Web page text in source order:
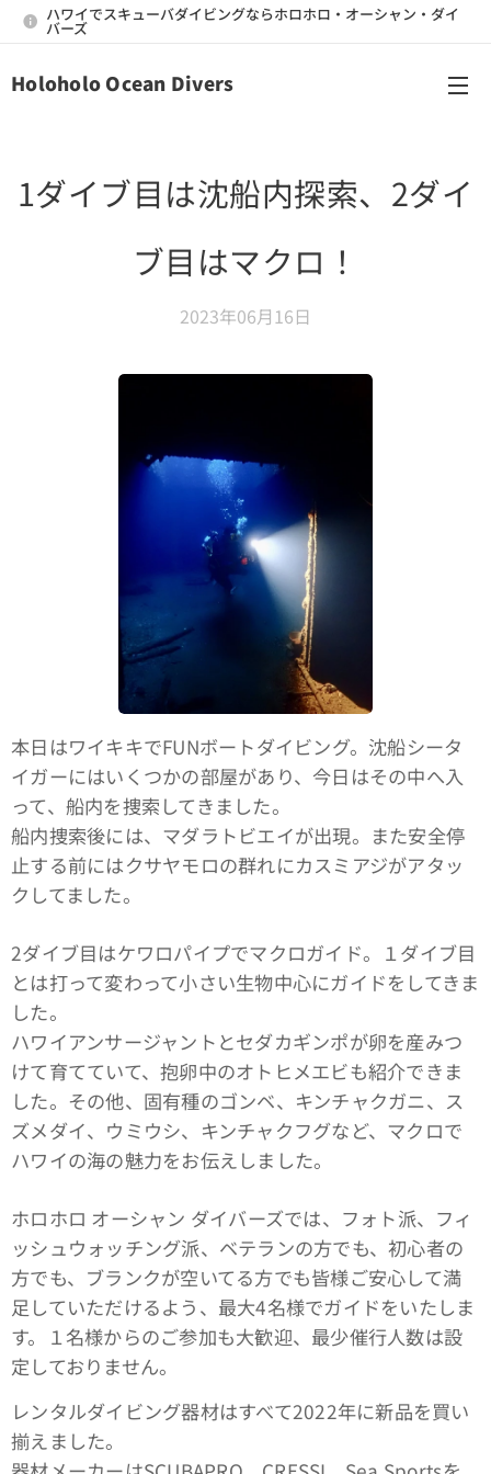
ハワイでスキューバダイビングならホロホロ・オーシャン・ダイ
バーズ
Holoholo Ocean Divers
1ダイブ目は沈船内探索、2ダイ
ブ目はマクロ！
2023年06月16日
本日はワイキキでFUNボートダイビング。沈船シータ
イガーにはいくつかの部屋があり、今日はその中へ入
って、船内を捜索してきました。
船内捜索後には、マダラトビエイが出現。また安全停
止する前にはクサヤモロの群れにカスミアジがアタッ
クしてました。
2ダイブ目はケワロパイプでマクロガイド。１ダイブ目
とは打って変わって小さい生物中心にガイドをしてきま
した。
ハワイアンサージャントとセダカギンポが卵を産みつ
けて育てていて、抱卵中のオトヒメエビも紹介できま
した。その他、固有種のゴンベ、キンチャクガニ、ス
ズメダイ、ウミウシ、キンチャクフグなど、マクロで
ハワイの海の魅力をお伝えしました。
ホロホロ オーシャン ダイバーズでは、フォト派、フィ
ッシュウォッチング派、ベテランの方でも、初心者の
方でも、ブランクが空いてる方でも皆様ご安心して満
足していただけるよう、最大4名様でガイドをいたしま
す。１名様からのご参加も大歓迎、最少催行人数は設
定しておりません。
レンタルダイビング器材はすべて2022年に新品を買い
揃えました。